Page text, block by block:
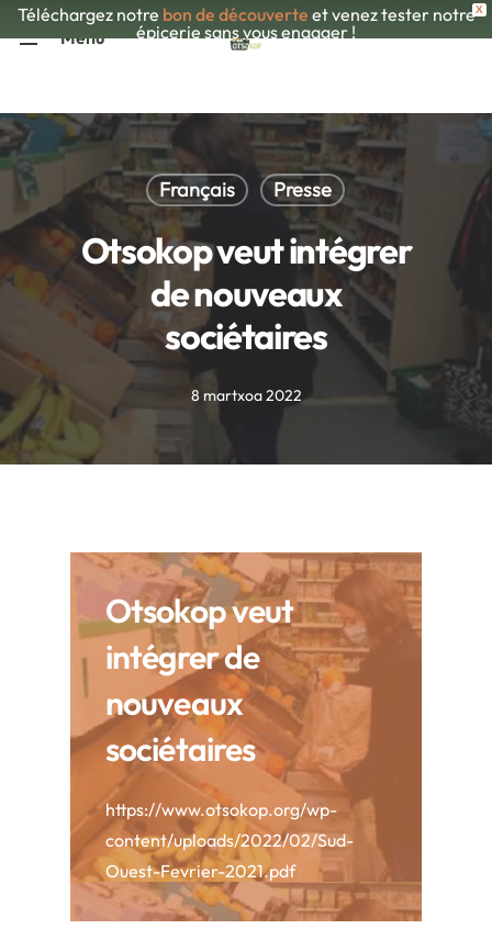
X
Téléchargez notre bon de découverte et venez tester notre
épicerie sans vous engager !
Skip
to
Menu
Français Presse
Otsokop veut intégrer
de nouveaux
sociétaires
8 martxoa 2022
Otsokop veut
intégrer de
nouveaux
sociétaires
https://www.otsokop.org/wp-
content/uploads/2022/02/Sud-
Ouest-Fevrier-2021.pdf